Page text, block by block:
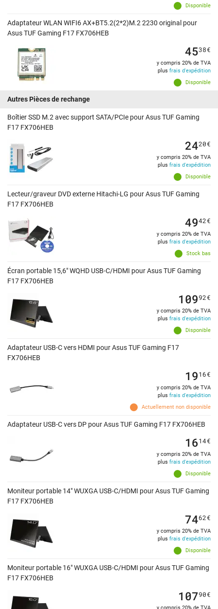
Disponible
Adaptateur WLAN WIFI6 AX+BT5.2(2*2)M.2 2230 original pour
Asus TUF Gaming F17 FX706HEB
Disponible
4538€
y compris 20% de TVA
plus frais d'expédition
Autres Pièces de rechange
Boîtier SSD M.2 avec support SATA/PCIe pour Asus TUF Gaming
F17 FX706HEB
Disponible
2420€
y compris 20% de TVA
plus frais d'expédition
Lecteur/graveur DVD externe Hitachi-LG pour Asus TUF Gaming
F17 FX706HEB
Stock bas
4942€
y compris 20% de TVA
plus frais d'expédition
Écran portable 15,6" WQHD USB-C/HDMI pour Asus TUF Gaming
F17 FX706HEB
Disponible
10992€
y compris 20% de TVA
plus frais d'expédition
Adaptateur USB-C vers HDMI pour Asus TUF Gaming F17
FX706HEB
Actuellement non disponible
1916€
y compris 20% de TVA
plus frais d'expédition
Adaptateur USB-C vers DP pour Asus TUF Gaming F17 FX706HEB
Disponible
1614€
y compris 20% de TVA
plus frais d'expédition
Moniteur portable 14" WUXGA USB-C/HDMI pour Asus TUF Gaming
F17 FX706HEB
Disponible
7462€
y compris 20% de TVA
plus frais d'expédition
Moniteur portable 16" WUXGA USB-C/HDMI pour Asus TUF Gaming
F17 FX706HEB
10790€